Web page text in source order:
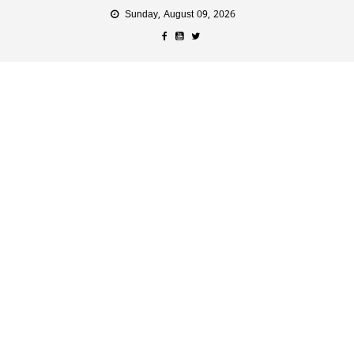
Sunday, August 09, 2026